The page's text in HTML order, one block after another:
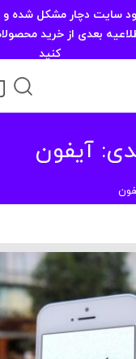
سایت دچار مشکل شده
بعدی از خرید
کنید
آیفون